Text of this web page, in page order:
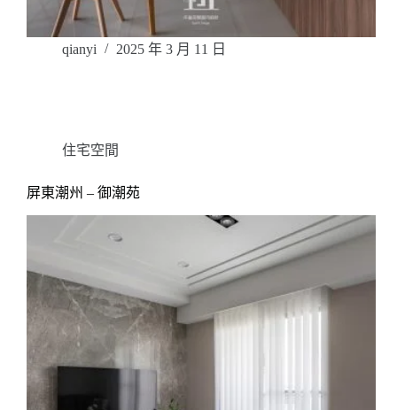
qianyi 2025 年 3 月 11 日
住宅空間
屏東潮州 – 御潮苑